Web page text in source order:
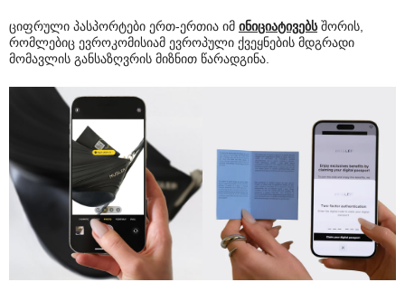
ციფრული პასპორტები ერთ-ერთია იმ ინიციატივებსშორის,
რომლებიც ევროკომისიამ ევროპული ქვეყნების მდგრადი
მომავლის განსაზღვრის მიზნით წარადგინა.